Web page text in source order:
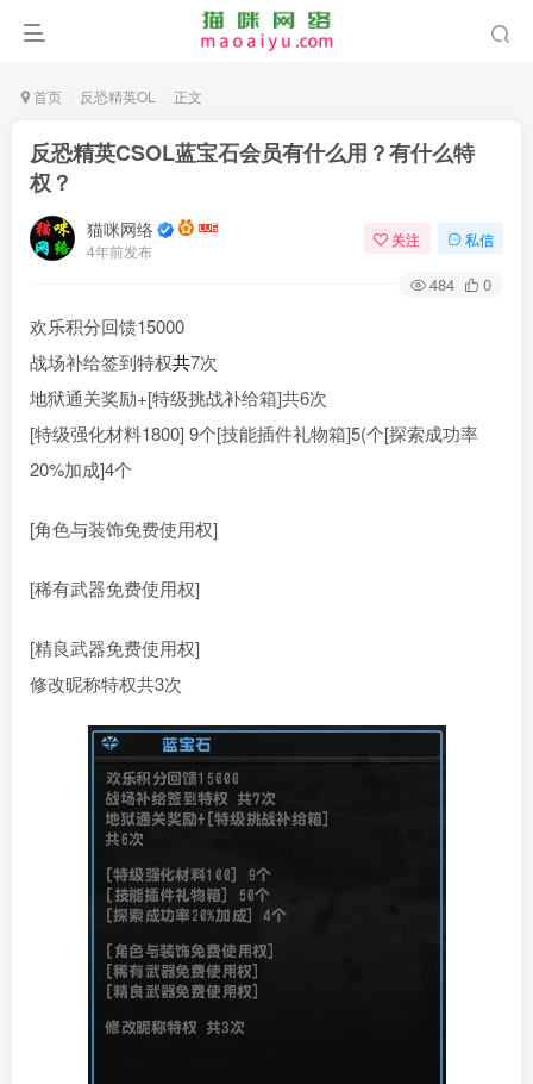
首页 反恐精英OL 正文
反恐精英CSOL蓝宝石会员有什么用？有什么特
权？
猫咪网络
4年前发布
关注 私信
484 0
欢乐积分回馈15000
战场补给签到特权共7次
地狱通关奖励+[特级挑战补给箱]共6次
[特级强化材料1800] 9个[技能插件礼物箱]5(个[探索成功率
20%加成]4个
[角色与装饰免费使用权]
[稀有武器免费使用权]
[精良武器免费使用权]
修改昵称特权共3次